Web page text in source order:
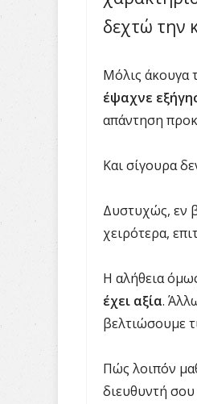
δεχτώ την
Μόλις άκουγα
έψαχνε
απάντηση
Και σίγουρα
Δυστυχώς, εν
χειρότερα,
Η αλήθεια
έχει αξία.
βελτιώσουμε
Πώς λοιπόν
διευθυντή